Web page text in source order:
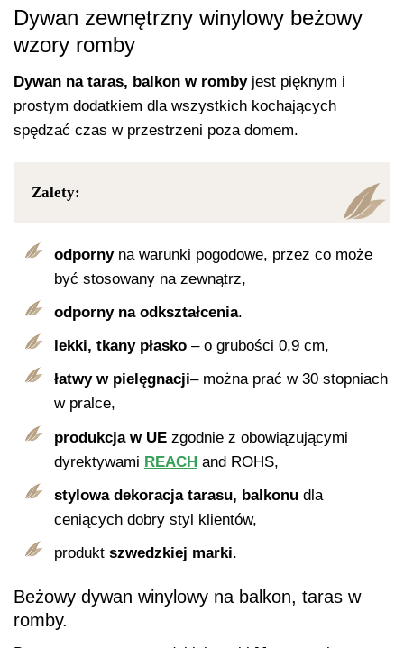
Dywan zewnętrzny winylowy beżowy
wzory romby
Dywan na taras, balkon w romby jest pięknym i
prostym dodatkiem dla wszystkich kochających
spędzać czas w przestrzeni poza domem.
Zalety:
odpornyna warunki pogodowe, przez co może
być stosowany na zewnątrz,
odporny na odkształcenia.
lekki, tkany płasko – o grubości 0,9 cm,
łatwy w pielęgnacji– można prać w 30 stopniach
w pralce,
produkcja w UE zgodnie z obowiązującymi
dyrektywami REACH and ROHS,
stylowa dekoracjatarasu, balkonu dla
ceniących dobry styl klientów,
produkt szwedzkiej marki.
Beżowy dywan winylowy na balkon, taras w
romby.